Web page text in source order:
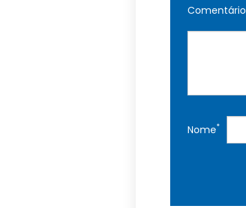
Comentário
Nome*